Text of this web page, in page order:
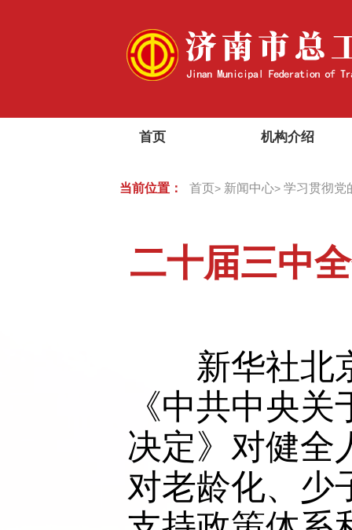
首页 机构介绍
当前位置： 首页> 新闻中心> 学习贯彻党
二十届三中
新华社北京
《中共中央
决定》对健全
对老龄化、少